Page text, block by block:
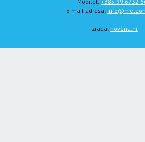
Mobitel: +385 99 6732
E-mail adresa:
Izrada: novena.hr